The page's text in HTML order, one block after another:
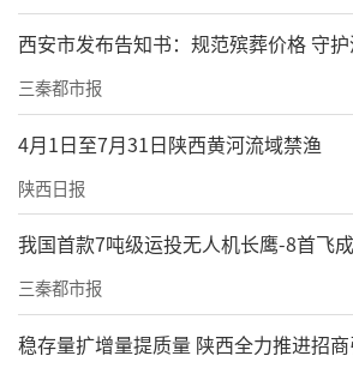
西安市发布告知书：规范殡葬价格 守
三秦都市报
4月1日至7月31日陕西黄河流域禁渔
陕西日报
我国首款7吨级运投无人机长鹰-8首飞
三秦都市报
稳存量扩增量提质量 陕西全力推进招